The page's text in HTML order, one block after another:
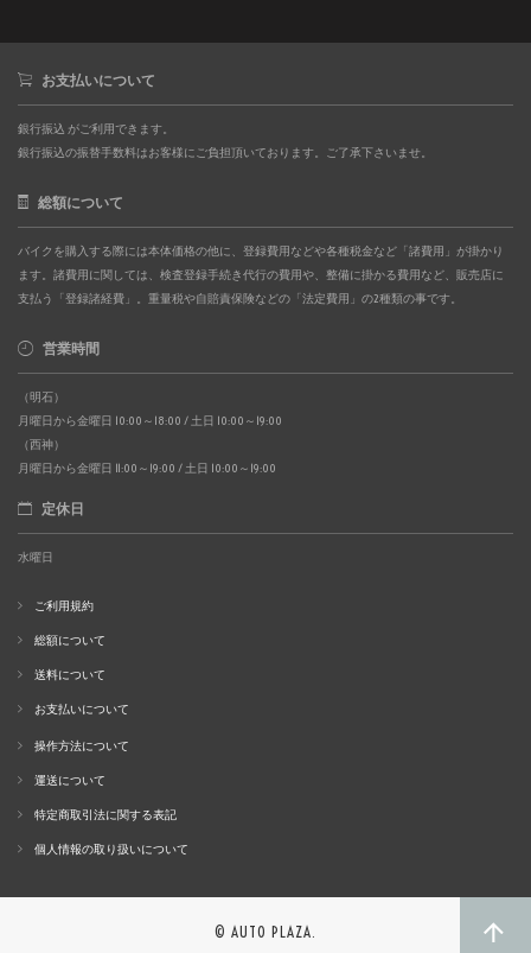
お支払いについて
銀行振込 がご利用できます。
銀行振込の振替手数料はお客様にご負担頂いております。ご了承下さいませ。
総額について
バイクを購入する際には本体価格の他に、登録費用などや各種税金など「諸費用」が掛かり
ます。諸費用に関しては、検査登録手続き代行の費用や、整備に掛かる費用など、販売店に
支払う「登録諸経費」。重量税や自賠責保険などの「法定費用」の2種類の事です。
営業時間
（明石）
月曜日から金曜日 10:00～18:00 / 土日 10:00～19:00
（西神）
月曜日から金曜日 11:00～19:00 / 土日 10:00～19:00
定休日
水曜日
ご利用規約
総額について
送料について
お支払いについて
操作方法について
運送について
特定商取引法に関する表記
個人情報の取り扱いについて
© AUTO PLAZA.